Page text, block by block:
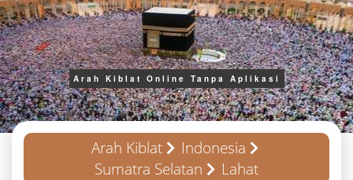
Arah Kiblat Online Tanpa Aplikasi
Arah Kiblat
Indonesia
Sumatra Selatan
Lahat